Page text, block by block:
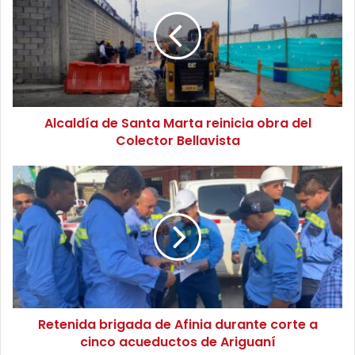
c
í
a
d
n
t
a
M
a
a
r
Alcaldía de Santa Marta reinicia obra del
Colector Bellavista
R
e
t
e
n
d
a
b
Retenida brigada de Afinia durante corte a
cinco acueductos de Ariguaní